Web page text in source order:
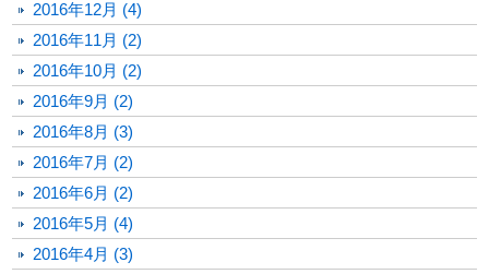
2016年12月 (4)
2016年11月 (2)
2016年10月 (2)
2016年9月 (2)
2016年8月 (3)
2016年7月 (2)
2016年6月 (2)
2016年5月 (4)
2016年4月 (3)